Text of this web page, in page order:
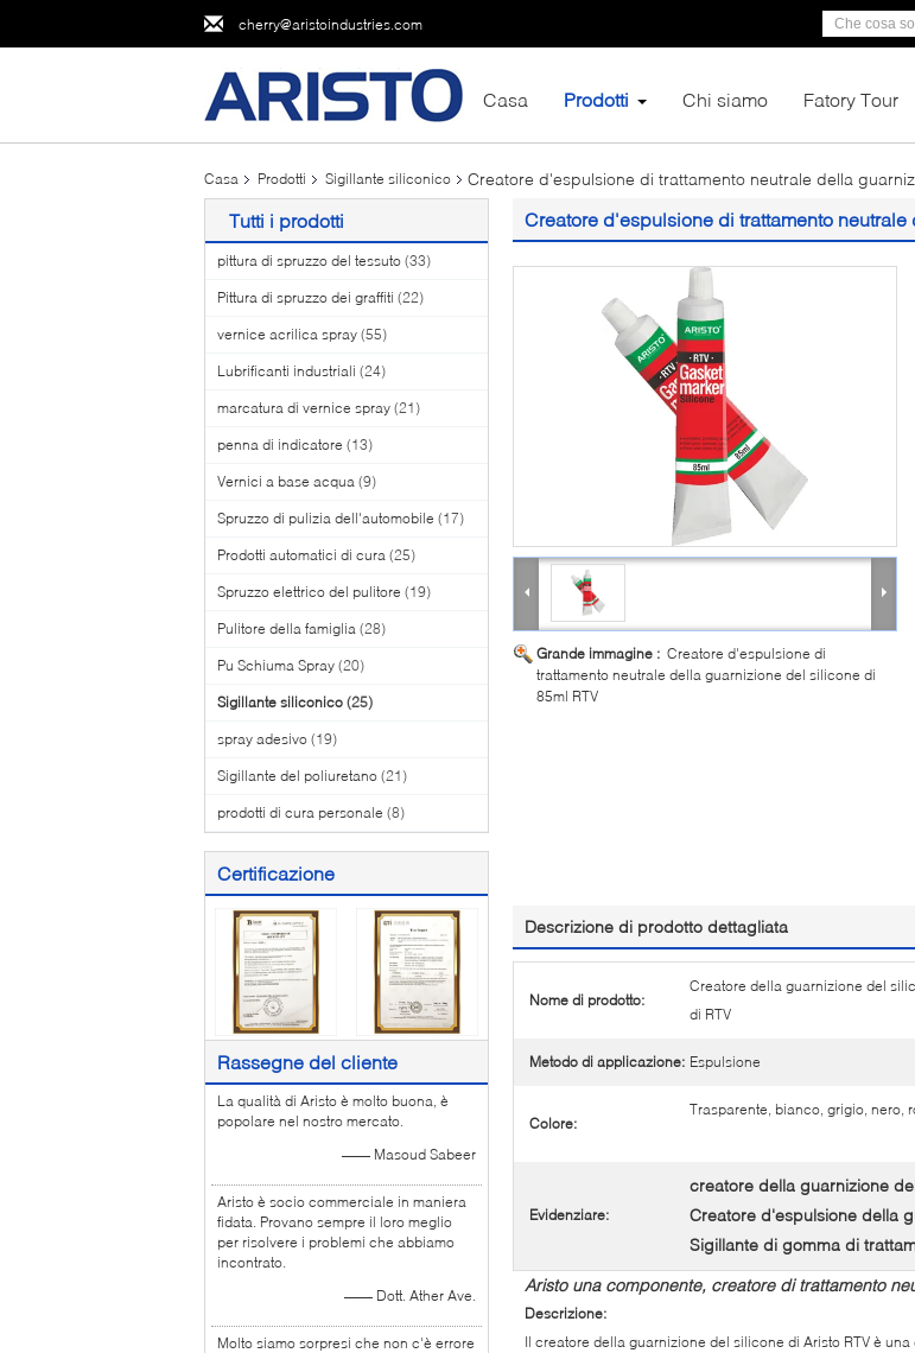
cherry@aristoindustries.com
Casa Prodotti Chi siamo Fatory Tour
Casa Prodotti Sigillante siliconico Creatore d'espulsione di trattamento neutrale della
Tutti i prodotti
pittura di spruzzo del tessuto (33)
Pittura di spruzzo dei graffiti (22)
vernice acrilica spray (55)
Lubrificanti industriali (24)
marcatura di vernice spray (21)
penna di indicatore (13)
Vernici a base acqua (9)
Spruzzo di pulizia dell'automobile (17)
Prodotti automatici di cura (25)
Spruzzo elettrico del pulitore (19)
Pulitore della famiglia (28)
Pu Schiuma Spray (20)
Sigillante siliconico (25)
spray adesivo (19)
Sigillante del poliuretano (21)
prodotti di cura personale (8)
Certificazione
Rassegne del cliente
La qualità di Aristo è molto buona, è
popolare nel nostro mercato.
—— Masoud Sabeer
Aristo è socio commerciale in maniera
fidata. Provano sempre il loro meglio
per risolvere i problemi che abbiamo
incontrato.
—— Dott. Ather Ave.
Molto siamo sorpresi che non c'è errore
Creatore d'espulsione di trattamento
Grande immagine : Creatore d'espulsione di
trattamento neutrale della guarnizione del silicone di
85ml RTV
Descrizione di prodotto dettagliata
Nome di prodotto:
Creatore della guarnizione del
di RTV
Metodo di applicazione: Espulsione
Colore:
Trasparente, bianco, grigio, nero,
Evidenziare:
creatore della guarnizione
Creatore d'espulsione della
Sigillante di gomma di
Aristo una componente, creatore di trattamento
Descrizione:
Il creatore della guarnizione del silicone di Aristo RTV è